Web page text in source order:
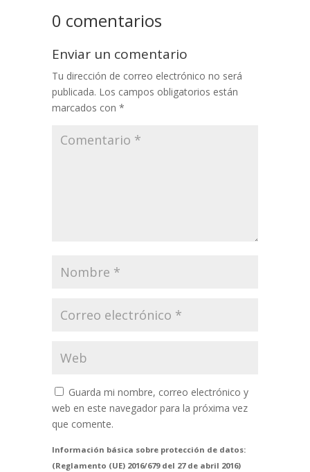
0 comentarios
Enviar un comentario
Tu dirección de correo electrónico no será
publicada. Los campos obligatorios están
marcados con *
Guarda mi nombre, correo electrónico y
web en este navegador para la próxima vez
que comente.
Información básica sobre protección de datos:
(Reglamento (UE) 2016/679 del 27 de abril 2016)